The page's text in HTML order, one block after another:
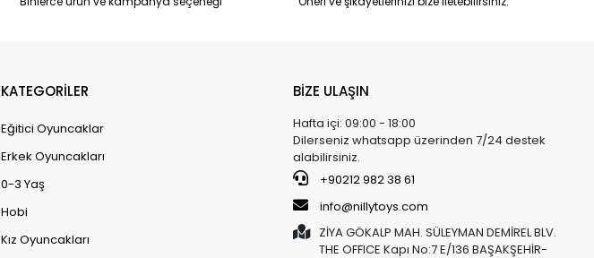
KATEGORİLER
Eğitici Oyuncaklar
Erkek Oyuncakları
0-3 Yaş
Hobi
Kız Oyuncakları
BİZE ULAŞIN
Hafta içi: 09:00 - 18:00
Dilerseniz whatsapp üzerinden 7/24 destek
alabilirsiniz.
+90212 982 38 61
info@nillytoys.com
ZİYA GÖKALP MAH. SÜLEYMAN DEMİREL BLV.
THE OFFICE Kapı No:7 E/136 BAŞAKŞEHİR-